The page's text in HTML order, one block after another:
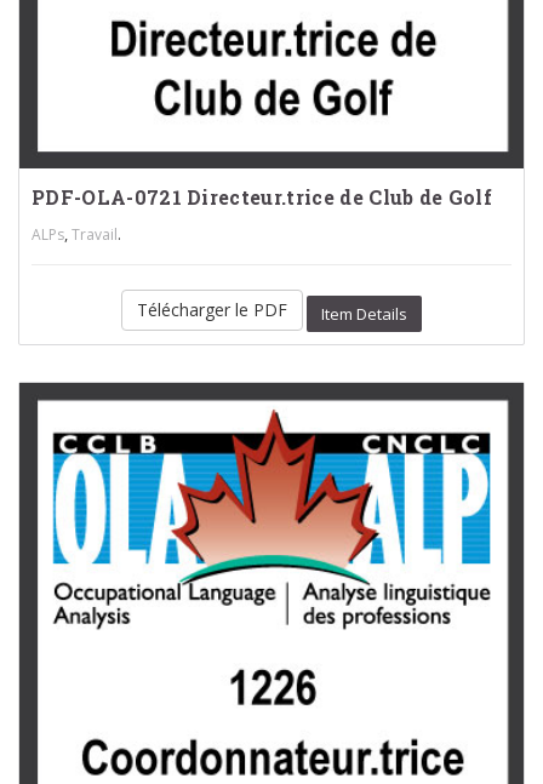
PDF-OLA-0721 Directeur.trice de Club de Golf
ALPs,Travail.
Télécharger le PDF Item Details